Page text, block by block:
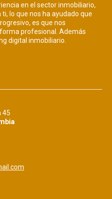
en el sector inmobiliario,
lo que nos ha ayudado que
es que nos
profesional. Además
digital inmobiliario.
45